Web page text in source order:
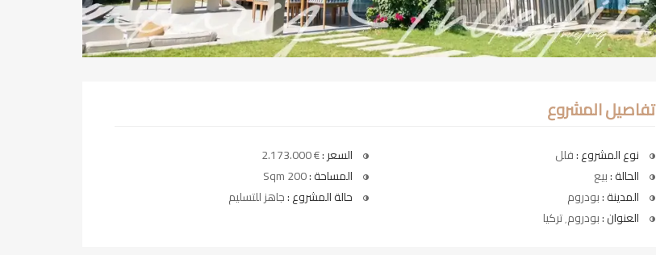
تفاصيل المشروع
نوع المشروع :فلل
الحالة :
المدينة :بودروم
العنوان :بودروم٬ تركيا
السعر :€ 2.173.000
المساحة :200 Sqm
حالة المشروع :جاهز للتسليم